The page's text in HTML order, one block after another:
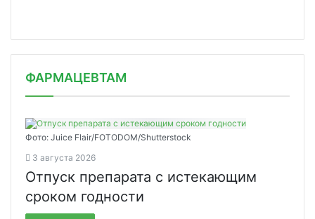
ФАРМАЦЕВТАМ
Фото: Juice Flair/FOTODOM/Shutterstoсk
3 августа 2026
Отпуск препарата с истекающим
сроком годности